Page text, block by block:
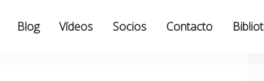
Blog Vídeos Socios Contacto